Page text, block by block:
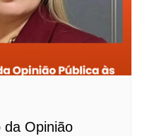
da Opinião